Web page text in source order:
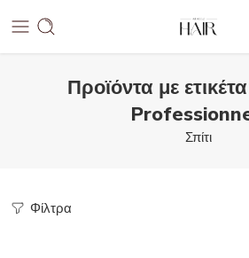
Προϊόντα με
Σπίτι
Φίλτρα